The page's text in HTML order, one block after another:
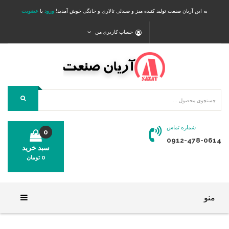
به این آریان صنعت تولید کننده میز و صندلی تالاری و خانگی خوش آمدید! ورود یا عضویت
حساب کاربری من
شماره تماس
0912-478-0614
سبد خرید
0
0 تومان
منو